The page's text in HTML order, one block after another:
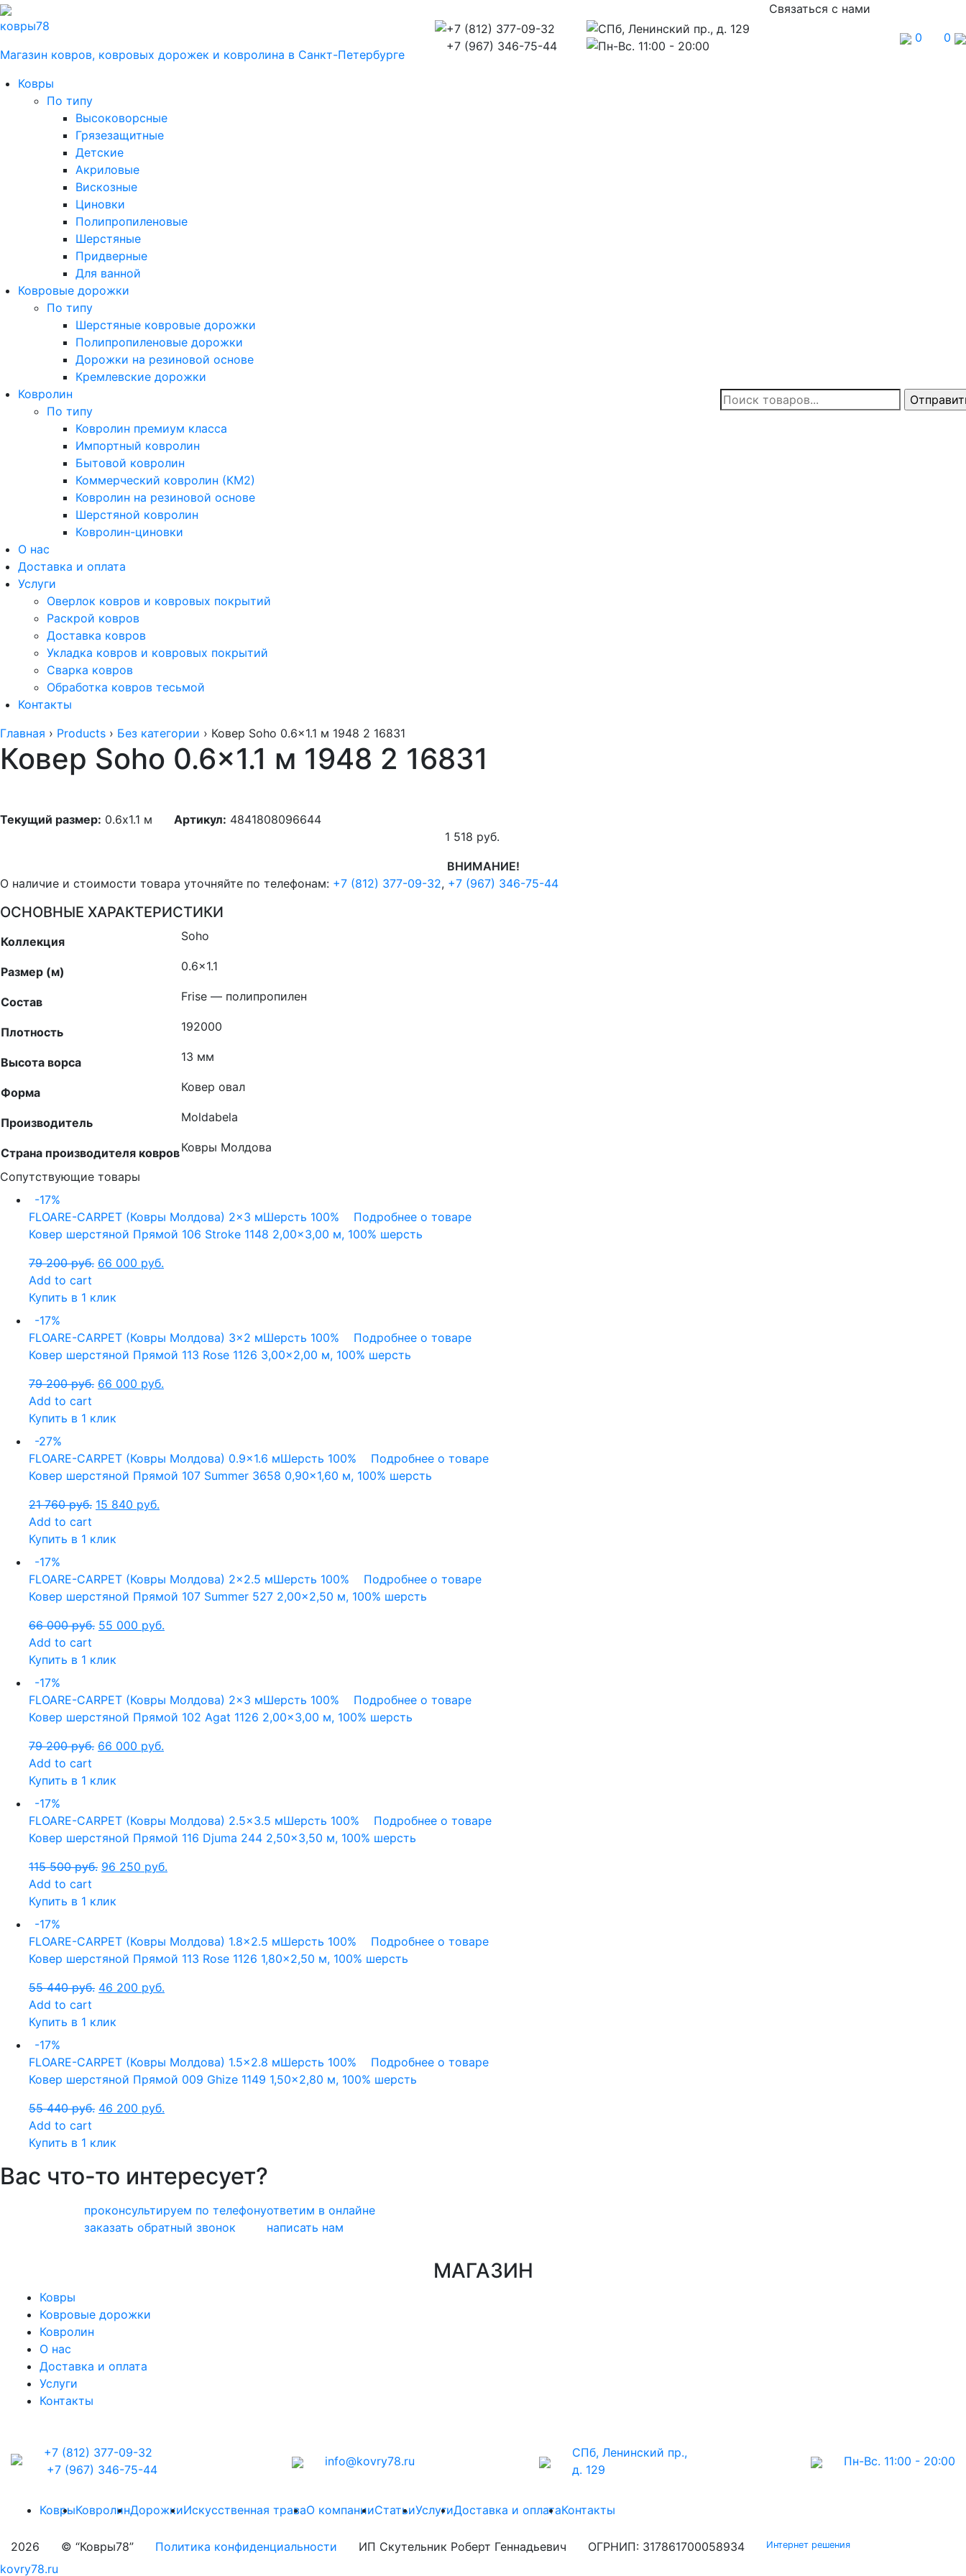
ковры78
Магазин ковров, ковровых дорожек и ковролина в Санкт-Петербурге
+7 (812) 377-09-32
+7 (967) 346-75-44
СПб, Ленинский пр., д. 129
Пн-Вс. 11:00 - 20:00
Связаться с нами
0
0
Ковры
По типу
Высоковорсные
Грязезащитные
Детские
Акриловые
Вискозные
Циновки
Полипропиленовые
Шерстяные
Придверные
Для ванной
Ковровые дорожки
По типу
Шерстяные ковровые дорожки
Полипропиленовые дорожки
Дорожки на резиновой основе
Кремлевские дорожки
Ковролин
По типу
Ковролин премиум класса
Импортный ковролин
Бытовой ковролин
Коммерческий ковролин (КМ2)
Ковролин на резиновой основе
Шерстяной ковролин
Ковролин-циновки
О нас
Доставка и оплата
Услуги
Оверлок ковров и ковровых покрытий
Раскрой ковров
Доставка ковров
Укладка ковров и ковровых покрытий
Сварка ковров
Обработка ковров тесьмой
Контакты
Главная › Products › Без категории › Ковер Soho 0.6x1.1 м 1948 2 16831
Ковер Soho 0.6×1.1 м 1948 2 16831
Текущий размер: 0.6x1.1 м Артикул: 4841808096644
1 518 руб.
ВНИМАНИЕ!
О наличие и стоимости товара уточняйте по телефонам: +7 (812) 377-09-32, +7 (967) 346-75-44
ОСНОВНЫЕ ХАРАКТЕРИСТИКИ
Коллекция Soho
Размер (м) 0.6×1.1
Состав Frise — полипропилен
Плотность 192000
Высота ворса 13 мм
Форма Ковер овал
Производитель Moldabela
Страна производителя ковровКовры Молдова
Сопутствующие товары
-17%
FLOARE-CARPET (Ковры Молдова) 2x3 мШерсть 100%
Подробнее о товаре
Ковер шерстяной Прямой 106 Stroke 1148 2,00×3,00 м, 100% шерсть
79 200руб. 66 000 руб.
Add to cart
Купить в 1 клик
-17%
FLOARE-CARPET (Ковры Молдова) 3x2 мШерсть 100%
Подробнее о товаре
Ковер шерстяной Прямой 113 Rose 1126 3,00×2,00 м, 100% шерсть
79 200руб. 66 000 руб.
Add to cart
Купить в 1 клик
-27%
FLOARE-CARPET (Ковры Молдова) 0.9x1.6 мШерсть 100%
Подробнее о товаре
Ковер шерстяной Прямой 107 Summer 3658 0,90×1,60 м, 100% шерсть
21 760руб. 15 840 руб.
Add to cart
Купить в 1 клик
-17%
FLOARE-CARPET (Ковры Молдова) 2x2.5 мШерсть 100%
Подробнее о товаре
Ковер шерстяной Прямой 107 Summer 527 2,00×2,50 м, 100% шерсть
66 000руб. 55 000 руб.
Add to cart
Купить в 1 клик
-17%
FLOARE-CARPET (Ковры Молдова) 2x3 мШерсть 100%
Подробнее о товаре
Ковер шерстяной Прямой 102 Agat 1126 2,00×3,00 м, 100% шерсть
79 200руб. 66 000 руб.
Add to cart
Купить в 1 клик
-17%
FLOARE-CARPET (Ковры Молдова) 2.5x3.5 мШерсть 100%
Подробнее о товаре
Ковер шерстяной Прямой 116 Djuma 244 2,50×3,50 м, 100% шерсть
115 500руб. 96 250 руб.
Add to cart
Купить в 1 клик
-17%
FLOARE-CARPET (Ковры Молдова) 1.8x2.5 мШерсть 100%
Подробнее о товаре
Ковер шерстяной Прямой 113 Rose 1126 1,80×2,50 м, 100% шерсть
55 440руб. 46 200 руб.
Add to cart
Купить в 1 клик
-17%
FLOARE-CARPET (Ковры Молдова) 1.5x2.8 мШерсть 100%
Подробнее о товаре
Ковер шерстяной Прямой 009 Ghize 1149 1,50×2,80 м, 100% шерсть
55 440руб. 46 200 руб.
Add to cart
Купить в 1 клик
Вас что-то интересует?
проконсультируем по телефону
заказать обратный звонок
ответим в онлайне
написать нам
МАГАЗИН
Ковры
Ковровые дорожки
Ковролин
О нас
Доставка и оплата
Услуги
Контакты
+7 (812) 377-09-32
+7 (967) 346-75-44
info@kovry78.ru
СПб, Ленинский пр.,
д. 129
Пн-Вс. 11:00 - 20:00
КоврыКовролинДорожкиИскусственная траваО компанииСтатьиУслугиДоставка и оплатаКонтакты
2026 © “Ковры78” Политика конфиденциальности ИП Скутельник Роберт Геннадьевич ОГРНИП: 317861700058934 Интернет решения
kovry78.ru